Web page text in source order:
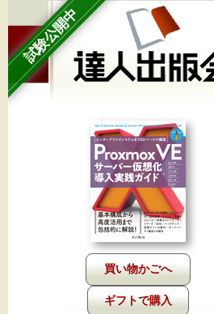
試験公開中
ギフトで購入